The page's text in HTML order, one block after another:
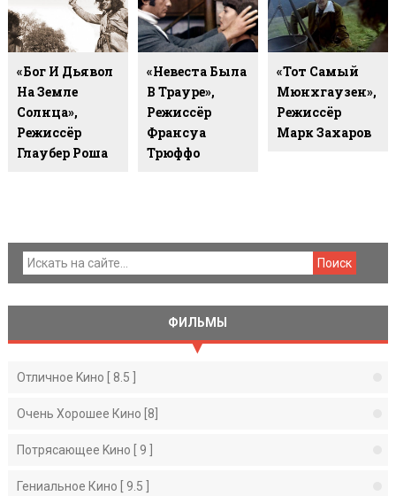
«Бог И Дьявол
На Земле
Солнца»,
Режиссёр
Глаубер Роша
«Невеста Была
В Трауре»,
Режиссёр
Франсуа
Трюффо
«Тот Самый
Мюнхгаузен»,
Режиссёр
Марк Захаров
ФИЛЬМЫ
Отличное Kино [ 8.5 ]
Очень Хорошее Кино [8]
Потрясающее Kино [ 9 ]
Гениальное Кино [ 9.5 ]